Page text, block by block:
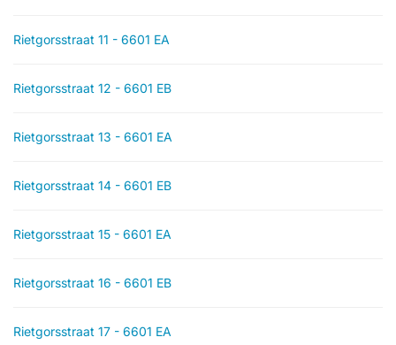
Rietgorsstraat 11 - 6601 EA
Rietgorsstraat 12 - 6601 EB
Rietgorsstraat 13 - 6601 EA
Rietgorsstraat 14 - 6601 EB
Rietgorsstraat 15 - 6601 EA
Rietgorsstraat 16 - 6601 EB
Rietgorsstraat 17 - 6601 EA